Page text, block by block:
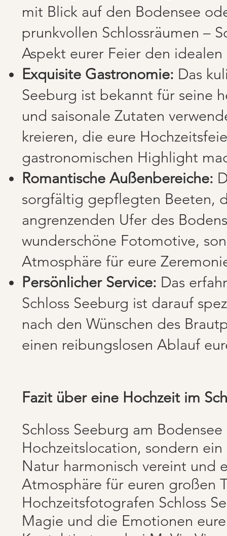
mit Blick auf den Bodensee
prunkvollen Schlossräumen –
Aspekt eurer Feier den idealen
Exquisite Gastronomie: Das
Seeburg ist bekannt für seine
und saisonale Zutaten
kreieren, die eure
gastronomischen Highlight
Romantische Außenbereiche:
sorgfältig gepflegten Beeten,
angrenzenden Ufer des
wunderschöne Fotomotive,
Atmosphäre für eure
Persönlicher Service: Das
Schloss Seeburg ist darauf
nach den Wünschen des
einen reibungslosen Ablauf
Fazit über eine Hochzeit im
Schloss Seeburg am
Hochzeitslocation, sondern
Natur harmonisch vereint und
Atmosphäre für euren großen
Hochzeitsfotografen Schloss
Magie und die Emotionen